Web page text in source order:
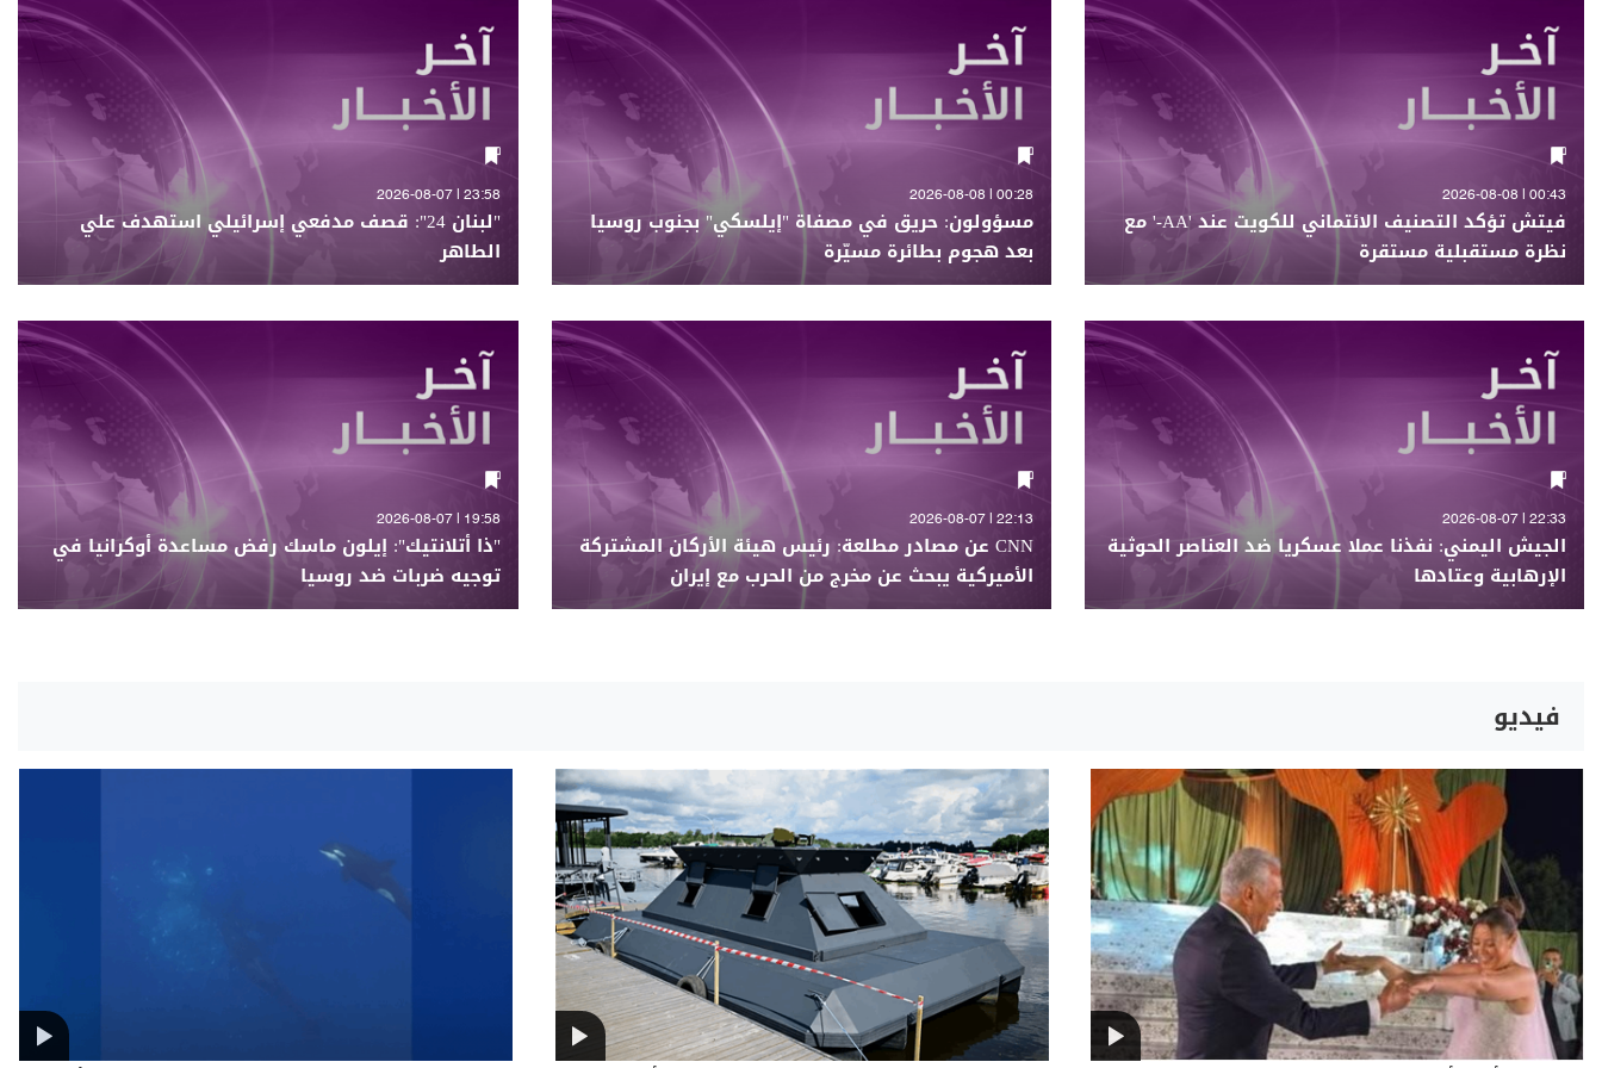
00:43 | 2026-08-08
فيتش تؤكد التصنيف الائتماني للكويت عند 'AA-' مع
نظرة مستقبلية مستقرة
00:28 | 2026-08-08
مسؤولون: حريق في مصفاة "إيلسكي" بجنوب روسيا
بعد هجوم بطائرة مسيّرة
23:58 | 2026-08-07
"لبنان 24": قصف مدفعي إسرائيلي استهدف علي
الطاهر
22:33 | 2026-08-07
الجيش اليمني: نفذنا عملا عسكريا ضد العناصر الحوثية
الإرهابية وعتادها
22:13 | 2026-08-07
CNN عن مصادر مطلعة: رئيس هيئة الأركان المشتركة
الأميركية يبحث عن مخرج من الحرب مع إيران
19:58 | 2026-08-07
"ذا أتلانتيك": إيلون ماسك رفض مساعدة أوكرانيا في
توجيه ضربات ضد روسيا
فيديو